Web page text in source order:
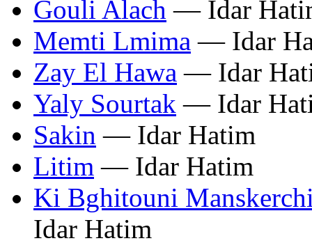
Gouli Alach — Idar
Memti Lmima — Idar
Zay El Hawa — Idar
Yaly Sourtak — Idar
Sakin — Idar Hatim
Litim — Idar Hatim
Ki Bghitouni
Idar Hatim